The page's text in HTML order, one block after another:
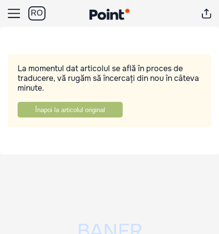
RO
La momentul dat articolul se află în proces de
traducere, vă rugăm să încercați din nou în câteva
minute.
Înapoi la articolul original